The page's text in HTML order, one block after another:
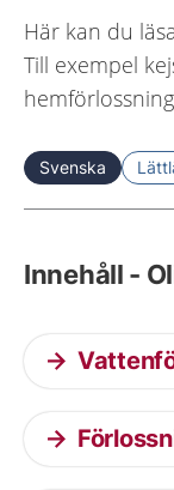
Här kan du
Till exempel
Svenska
Innehåll -